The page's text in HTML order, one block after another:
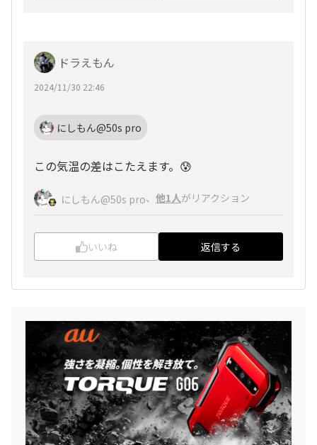
ドラえもん
2024/11/30 22:46
にしもん@50s pro
この気温の差はこたえます。😰
にしもん@50s pro、 他1人がリアクション
いいね 返信する